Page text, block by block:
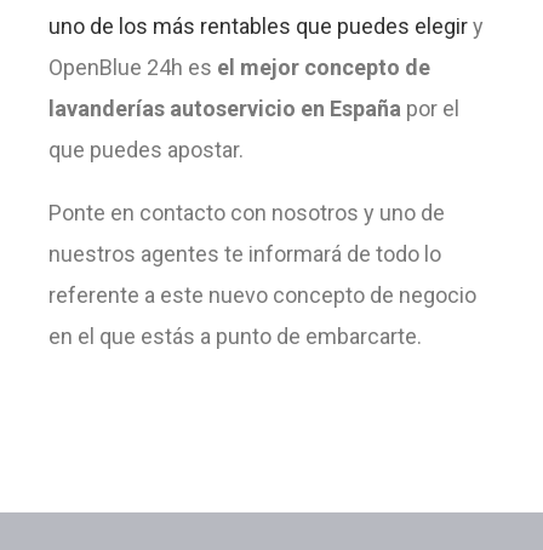
uno de los más rentables que puedes elegiry
OpenBlue 24h es el mejor concepto de
lavanderías autoservicio en España por el
que puedes apostar.
Ponte en contacto con nosotros y uno de
nuestros agentes te informará de todo lo
referente a este nuevo concepto de negocio
en el que estás a punto de embarcarte.